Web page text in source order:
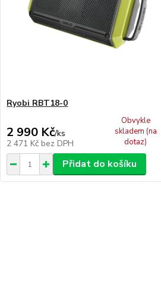
Ryobi RBT18-0
2 990 Kč/ks
2 471 Kč bez DPH
Obvykle
skladem (na
dotaz)
Přidat do košíku